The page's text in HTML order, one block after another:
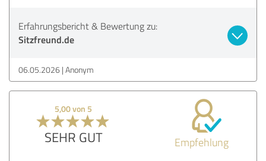
Erfahrungsbericht & Bewertung zu:
Sitzfreund.de
06.05.2026 Anonym
5,00 von 5
SEHR GUT Empfehlung